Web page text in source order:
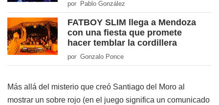
por Pablo González
FATBOY SLIM llega a Mendoza
con una fiesta que promete
hacer temblar la cordillera
por Gonzalo Ponce
Más allá del misterio que creó Santiago del Moro al
mostrar un sobre rojo (en el juego significa un comunicado